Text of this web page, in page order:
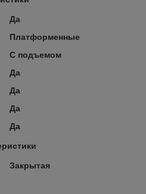
Да
Платформенные
С подъемом
Да
Да
Да
Да
Закрытая